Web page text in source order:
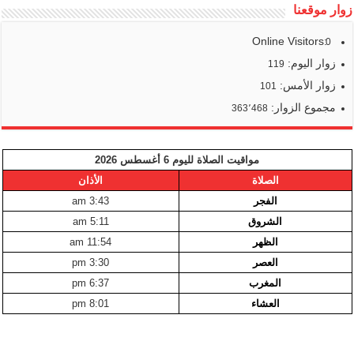
زوار موقعنا
Online Visitors:
0
زوار اليوم: 119
زوار الأمس: 101
مجموع الزوار:363٬468
مواقيت الصلاة لليوم 6 أغسطس 2026
الصلاة
الأذان
الفجر
3:43 am
الشروق
5:11 am
الظهر
11:54 am
العصر
3:30 pm
المغرب
6:37 pm
العشاء
8:01 pm